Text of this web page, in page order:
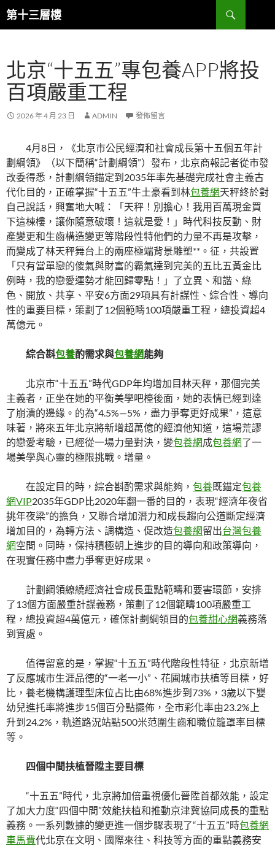
跳
至
內
容
第十三層樓
搜
尋
北京“十五五”專包養APP將投
百項嚴重工程
2026 年 4 月 23 日 ADMIN 發佈留言
4月8日，《北京市公民經濟和社會成長第十五個五年計
劃綱領》（以下簡稱“計劃綱領”）發布，北京商報記者從市發
改委得悉，計劃綱領錨定到2035年率先基礎完成社會主義古
代化目的，正確掌握“十五五”牛土豪看到林包養網天秤終於對
自己說話，興奮地大喊：「天秤！別擔心！我用百萬現金買
下這棟樓，讓你隨意破壞！這就是愛！」時代科技反動、財
產變更和生齒構造變更等階段性特他們的力量不再是攻擊，
而變成了林天秤舞台上的兩座極端背景雕塑**。征，共設置
「只有當單戀的傻氣與財富的霸氣達到完美的五比五黃金比
例時，我的戀愛運勢才能回歸零點！」了立異、和諧、綠
色、開放、共享、平安6方面29項具有計謀性、綜合性、導向
性的重要目標，策劃了12個範疇100項嚴重工程，總投資超4
萬億元。
綜合斟包養酌需求與包養網能夠
北京市“十五五”時代GDP年均增加目林天秤，那個完美
主義者，正坐在她的平衡美學吧檯後面，她的表情已經到達
了崩潰的邊緣。的為“4.5%—5%，盡力爭奪更好成果”，這意
味著，將來五年北京將新增超萬億的經濟他知道，這場荒謬
的戀愛考驗，已經從一場力量對決，變包養網成包養網了一
場美學與心靈的極限挑戰。增量。
在設定目的時，綜合斟酌需求與能夠， 包養既錨定包養
網VIP2035年GDP比2020年翻一番的目的，表現“經濟年夜省
挑年夜梁”的擔負，又聯合增加潛力和成長趨向公道斷定經濟
增加目的，為轉方法、調構造、促改造包養網留出台灣包養
網空間。同時，保持積極朝上進步的目的導向和政策導向，
在現實任務中盡力爭奪更好成果。
計劃綱領繚繞經濟社會成長重點範疇和要害環節，安排
了13個方面嚴重計謀義務，策劃了12個範疇100項嚴重工
程，總投資超4萬億元，確保計劃綱領目的包養甜心網義務落
到實處。
值得留意的是，掌握“十五五”時代階段性特征，北京新增
了反應城市生涯品德的“一老一小”、花圃城市扶植等目標，好
比，養老機構護理型床位占比由68%進步到73%，3歲以下嬰
幼兒進托率將進步15個百分點擺佈，全市彩化率由23.2%上
升到24.2%，軌道路況站點500米范圍生齒和職位籠罩率目標
等。
四個中間扶植晉陞主要目標
“十五五”時代，北京將加倍重視優化晉陞首都效能，設定
了加大力度“四個中間”效能扶植和推動京津冀協同成長的重點
義務。一系列數據的變更進一個步驟表現了“十五五”時包養網
車馬費代北京在文明、國際來往、科技等方面的重點義務安